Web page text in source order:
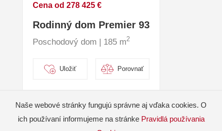
Cena od 278 425 €
Rodinný dom Premier 93
Poschodový dom | 185 m2
Uložiť Porovnať
Naše webové stránky fungujú správne aj vďaka cookies. O
ich používaní informujeme na stránke Pravidlá používania